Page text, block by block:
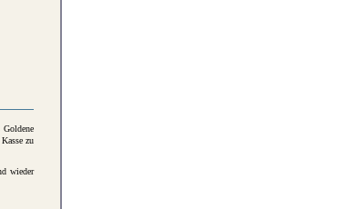
zu
wieder